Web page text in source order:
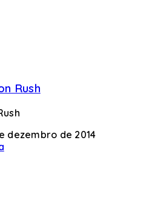
Rush
dezembro de 2014